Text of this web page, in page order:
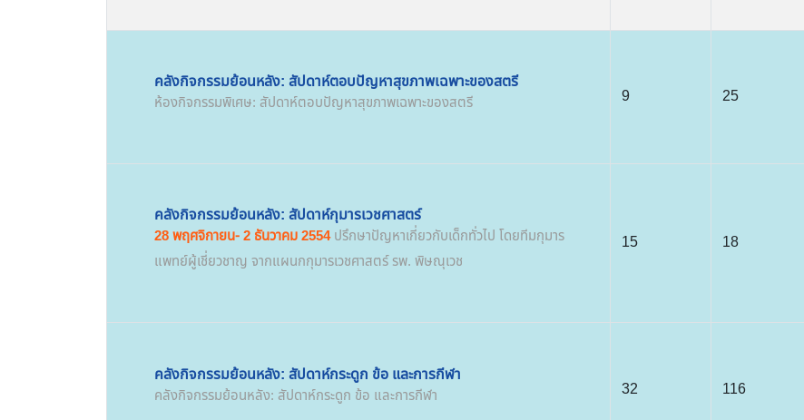
คลังกิจกรรมย้อนหลัง: สัปดาห์ตอบปัญหาสุขภาพเฉพาะของสตรี
ห้องกิจกรรมพิเศษ: สัปดาห์ตอบปัญหาสุขภาพเฉพาะของสตรี 9 25
คลังกิจกรรมย้อนหลัง: สัปดาห์กุมารเวชศาสตร์
28 พฤศจิกายน- 2 ธันวาคม 2554ปรึกษาปัญหาเกี่ยวกับเด็กทั่วไป โดยทีมกุมาร
แพทย์ผู้เชี่ยวชาญ จากแผนกกุมารเวชศาสตร์ รพ. พิษณุเวช
15 18
คลังกิจกรรมย้อนหลัง: สัปดาห์กระดูก ข้อ และการกีฬา
คลังกิจกรรมย้อนหลัง: สัปดาห์กระดูก ข้อ และการกีฬา 32 116